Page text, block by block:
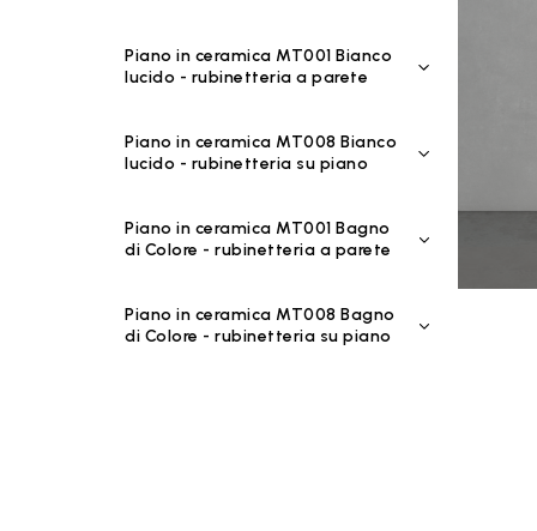
Piano in ceramica MT001 Bianco
lucido - rubinetteria a parete
Piano in ceramica MT008 Bianco
lucido - rubinetteria su piano
Piano in ceramica MT001 Bagno
di Colore - rubinetteria a parete
Piano in ceramica MT008 Bagno
di Colore - rubinetteria su piano